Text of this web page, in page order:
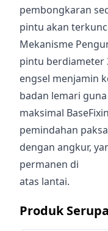
pembongkaran
pintu akan
Mekanisme
pintu berdiameter
engsel menjamin
badan lemari
maksimal
pemindahan
dengan angkur,
permanen di
atas lantai.
Produk Serupa